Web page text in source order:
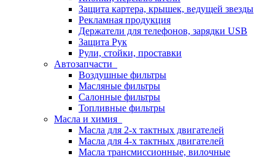
Защита картера, крышек, ведущей звезды
Рекламная продукция
Держатели для телефонов, зарядки USB
Защита Рук
Рули, стойки, проставки
Автозапчасти
Воздушные фильтры
Масляные фильтры
Салонные фильтры
Топливные фильтры
Масла и химия
Масла для 2-х тактных двигателей
Масла для 4-х тактных двигателей
Масла трансмиссионные, вилочные